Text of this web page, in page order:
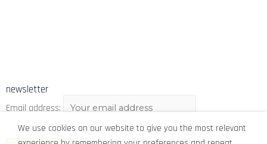
newsletter
Email address:
We use cookies on our website to give you the most relevant